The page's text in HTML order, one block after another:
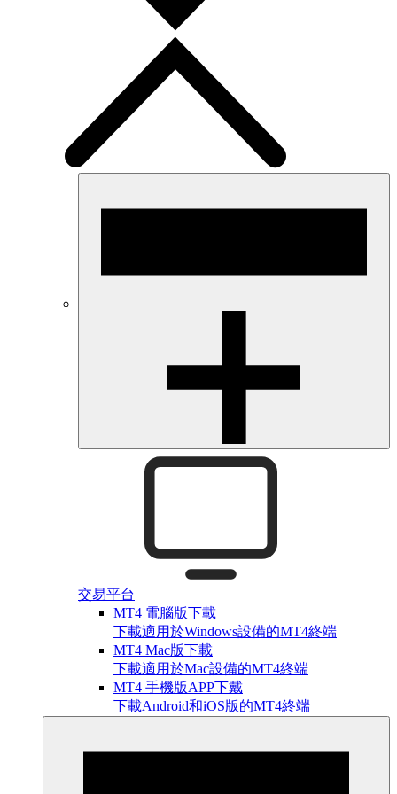
交易平台
MT4 電腦版下載
下載適用於Windows設備的MT4終端
MT4 Mac版下載
下載適用於Mac設備的MT4終端
MT4 手機版APP下戴
下載Android和iOS版的MT4終端